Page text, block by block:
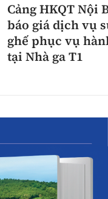
Cảng HKQT Nội
báo giá dịch vụ
ghế phục vụ
tại Nhà ga T1